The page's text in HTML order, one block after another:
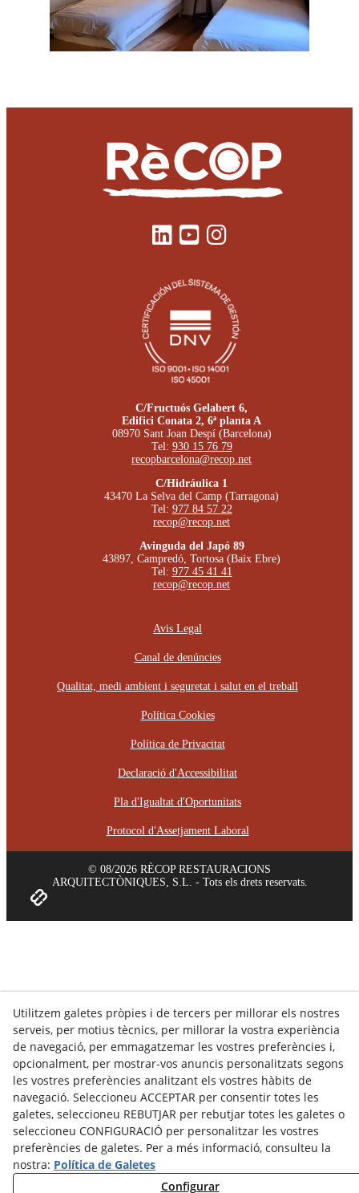
C/Fructuós Gelabert 6,
Edifici Conata 2, 6ª planta A
08970 Sant Joan Despí (Barcelona)
Tel: 930 15 76 79
recopbarcelona@recop.net
C/Hidráulica 1
43470 La Selva del Camp (Tarragona)
Tel: 977 84 57 22
recop@recop.net
Avinguda del Japó 89
43897, Campredó, Tortosa (Baix Ebre)
Tel: 977 45 41 41
recop@recop.net
Avis Legal
Canal de denúncies
Qualitat, medi ambient i seguretat i salut en el treball
Política Cookies
Política de Privacitat
Declaració d'Accessibilitat
Pla d'Igualtat d'Oportunitats
Protocol d'Assetjament Laboral
© 08/2026 RÈCOP RESTAURACIONS
ARQUITECTÒNIQUES, S.L. - Tots els drets reservats.
Utilitzem galetes pròpies i de tercers per millorar els nostres
serveis, per motius tècnics, per millorar la vostra experiència
de navegació, per emmagatzemar les vostres preferències i,
opcionalment, per mostrar-vos anuncis personalitzats segons
les vostres preferències analitzant els vostres hàbits de
navegació. Seleccioneu ACCEPTAR per consentir totes les
galetes, seleccioneu REBUTJAR per rebutjar totes les galetes o
seleccioneu CONFIGURACIÓ per personalitzar les vostres
preferències de galetes. Per a més informació, consulteu la
nostra: Política de Galetes
Configurar